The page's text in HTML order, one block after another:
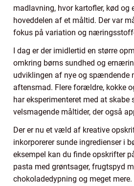
madlavning, hvor kartofler, kød og
hoveddelen af et måltid. Der var
fokus på variation og
I dag er der imidlertid en større
omkring børns sundhed og
udviklingen af nye og spændende
aftensmad. Flere forældre, kokke
har eksperimenteret med at skabe
velsmagende måltider, der også
Der er nu et væld af kreative
inkorporerer sunde ingredienser i
eksempel kan du finde opskrifter
pasta med grøntsager, frugtspyd
chokoladedypning og meget mere.